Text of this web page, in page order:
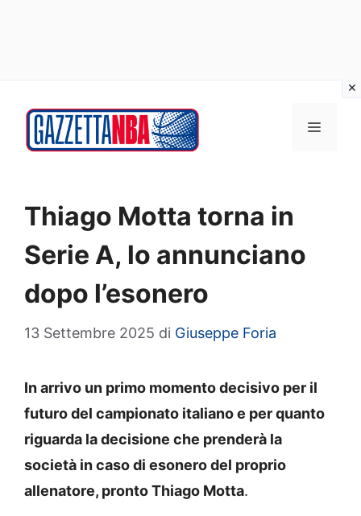
contenuto
MENU
Thiago Motta torna in
Serie A, lo annunciano
dopo l’esonero
13 Settembre 2025 di Giuseppe Foria
In arrivo un primo momento decisivo per il
futuro del campionato italiano e per quanto
riguarda la decisione che prenderà la
società in caso di esonero del proprio
allenatore, pronto Thiago Motta.